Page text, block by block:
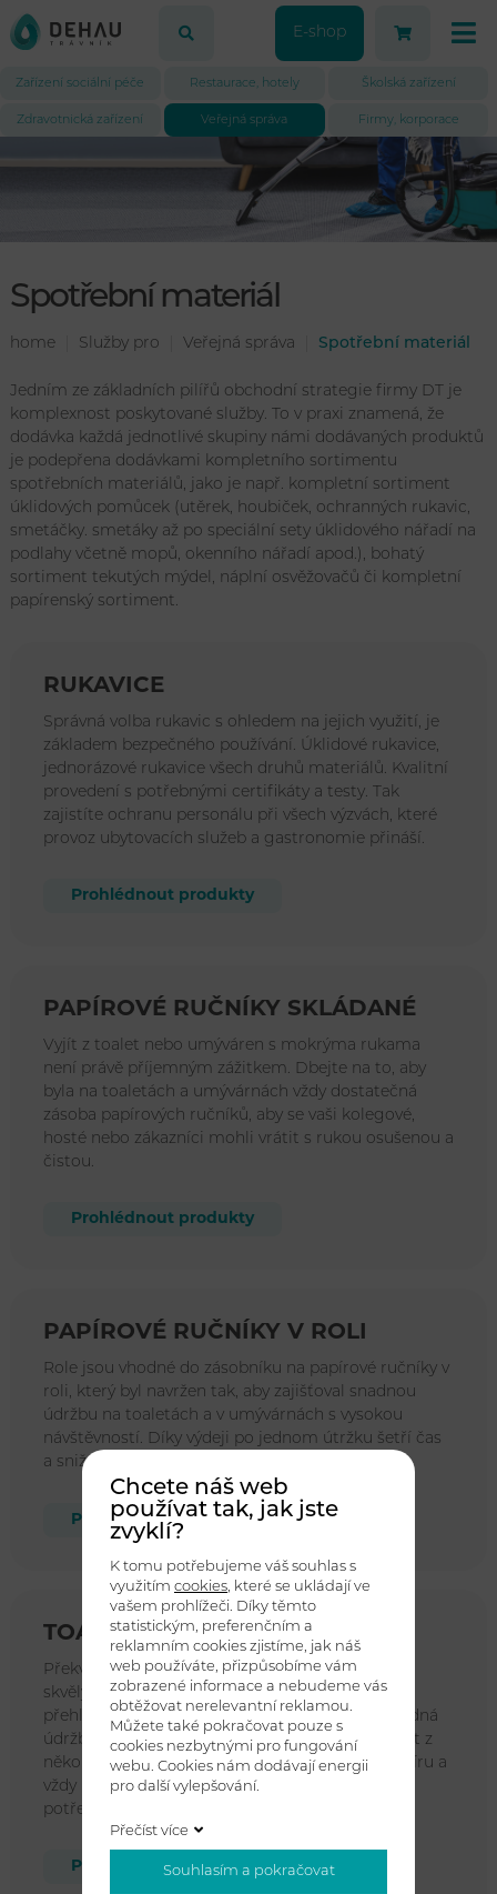
E-shop
Zařízení sociální péče Restaurace, hotely Školská zařízení
Zdravotnická zařízení Veřejná správa Firmy, korporace
Spotřební materiál
home Služby pro Veřejná správa Spotřební materiál
Jedním ze základních pilířů obchodní strategie firmy DT je
komplexnost poskytované služby. To v praxi znamená, že
dodávka každá jednotlivé skupiny námi dodávaných produktů
je podepřena dodávkami kompletního sortimentu
spotřebních materiálů, jako je např. kompletní sortiment
úklidových pomůcek (utěrek, houbiček, ochranných rukavic,
smetáčky. smetáky až po speciální sety úklidového nářadí na
podlahy včetně mopů, okenního nářadí apod.), bohatý
sortiment tekutých mýdel, náplní osvěžovačů či kompletní
papírenský sortiment.
RUKAVICE
Správná volba rukavic s ohledem na jejich využití, je
základem bezpečného používání. Úklidové rukavice,
jednorázové rukavice všech druhů materiálů. Kvalitní
provedení s potřebnými certifikáty a testy. Tak
zajistíte ochranu personálu při všech výzvách, které
provoz ubytovacích služeb a gastronomie přináší.
Prohlédnout produkty
PAPÍROVÉ RUČNÍKY SKLÁDANÉ
Vyjít z toalet nebo umýváren s mokrýma rukama
není právě příjemným zážitkem. Dbejte na to, aby
byla na toaletách a umývárnách vždy dostatečná
zásoba papírových ručníků, aby se vaši kolegové,
hosté nebo zákazníci mohli vrátit s rukou osušenou a
čistou.
Prohlédnout produkty
PAPÍROVÉ RUČNÍKY V ROLI
Role jsou vhodné do zásobníku na papírové ručníky v
roli, který byl navržen tak, aby zajišťoval snadnou
údržbu na toaletách a v umývárnách s vysokou
návštěvností. Díky výdeji po jednom útržku šetří čas
a snižuje spotřebu.
Prohlédnout produkty
TOALETNÍ PAPÍRY
Překvapte návštěvníky vašich toalet a umýváren
skvělým komfortem na jednom z nejvíce
přehlížených míst. Ať je vaší prioritou luxus, snadná
údržba nebo nákladová efektivita, můžete vybírat z
několika kvalitativních provedení toaletního papíru a
vždy najdete takové, které bude vyhovovat vašim
potřebám.
Prohlédnout produkty
Chcete náš web
používat tak, jak jste
zvyklí?
K tomu potřebujeme váš souhlas s
využitím cookies , které se ukládají ve
vašem prohlížeči. Díky těmto
statistickým, preferenčním a
reklamním cookies zjistíme, jak náš
web používáte, přizpůsobíme vám
zobrazené informace a nebudeme vás
obtěžovat nerelevantní reklamou.
Můžete také pokračovat pouze s
cookies nezbytnými pro fungování
webu. Cookies nám dodávají energii
pro další vylepšování.
Přečíst více
Souhlasím a pokračovat